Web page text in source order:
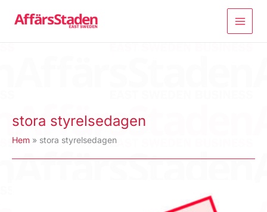
stora styrelsedagen
Hem stora styrelsedagen